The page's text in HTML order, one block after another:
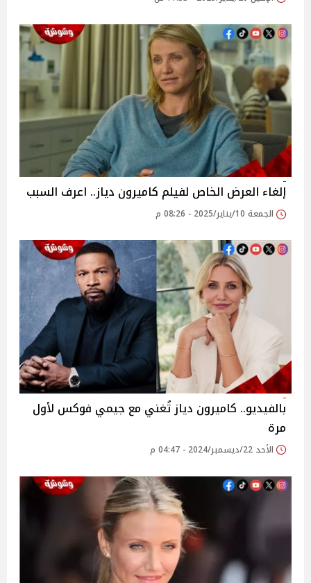
إلغاء العرض الخاص لفيلم كاميرون دياز.. اعرف السبب
الجمعة 10/يناير/2025 - 08:26 م
بالفيديو.. كاميرون دياز تُغني مع جيمي فوكس لأول
مرة
الأحد 22/ديسمبر/2024 - 04:47 م